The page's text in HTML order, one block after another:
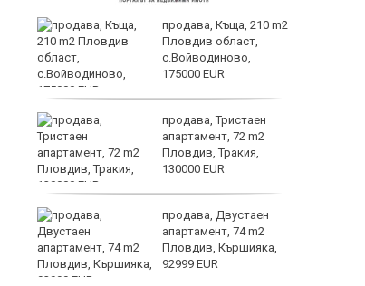
продава, Къща, 210 m2
Пловдив област,
с.Войводиново,
175000 EUR
продава, Тристаен
апартамент, 72 m2
Пловдив, Тракия,
130000 EUR
продава, Двустаен
апартамент, 74 m2
Пловдив, Кършияка,
92999 EUR